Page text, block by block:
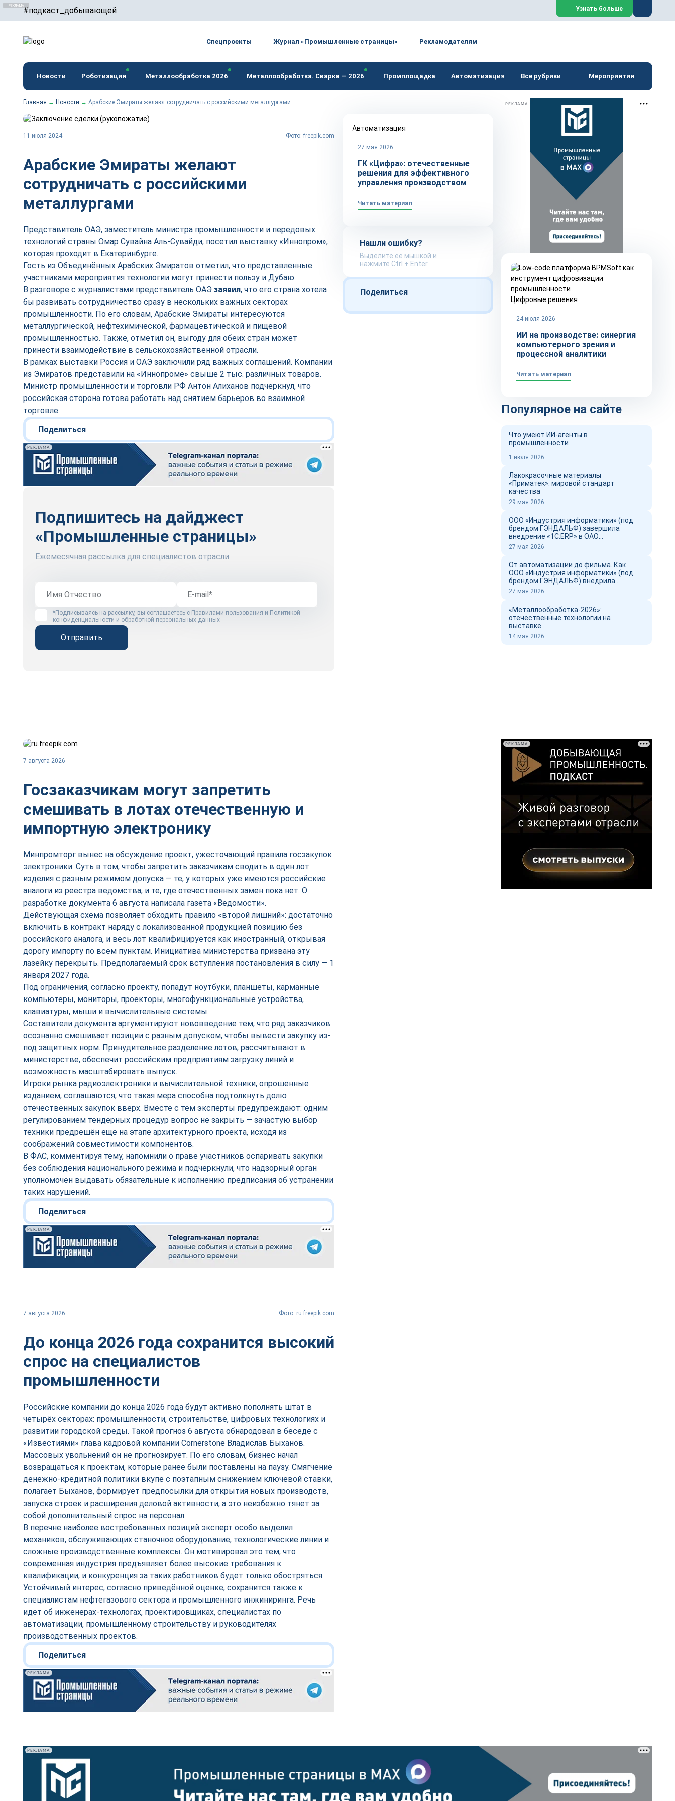
#подкаст_добывающей
erid: F7NfYUJCUneTVxVUwxTu
Узнать больше
Спецпроекты Журнал «Промышленные страницы» Рекламодателям
Новости Роботизация Металлообработка 2026 Металлообработка. Сварка — 2026 Промплощадка Автоматизация Все рубрики Мероприятия
Главная → Новости → Арабские Эмираты желают сотрудничать с российскими металлургами
11 июля 2024 Фото: freepik.com
Арабские Эмираты желают
сотрудничать с российскими
металлургами
Представитель ОАЭ, заместитель министра промышленности и передовых
технологий страны Омар Сувайна Аль-Сувайди, посетил выставку «Иннопром»,
которая проходит в Екатеринбурге.
Гость из Объединённых Арабских Эмиратов отметил, что представленные
участниками мероприятия технологии могут принести пользу и Дубаю.
В разговоре с журналистами представитель ОАЭ заявил, что его страна хотела
бы развивать сотрудничество сразу в нескольких важных секторах
промышленности. По его словам, Арабские Эмираты интересуются
металлургической, нефтехимической, фармацевтической и пищевой
промышленностью. Также, отметил он, выгоду для обеих стран может
принести взаимодействие в сельскохозяйственной отрасли.
В рамках выставки Россия и ОАЭ заключили ряд важных соглашений. Компании
из Эмиратов представили на «Иннопроме» свыше 2 тыс. различных товаров.
Министр промышленности и торговли РФ Антон Алиханов подчеркнул, что
российская сторона готова работать над снятием барьеров во взаимной
торговле.
Поделиться
РЕКЛАМА
Подпишитесь на дайджест
«Промышленные страницы»
Ежемесячная рассылка для специалистов отрасли
*Подписываясь на рассылку, вы соглашаетесь с Правилами пользования и Политикой
конфиденциальности и обработкой персональных данных
Отправить
Автоматизация
27 мая 2026
ГК «Цифра»: отечественные
решения для эффективного
управления производством
Читать материал
Нашли ошибку?
Выделите ее мышкой и
нажмите Ctrl + Enter
Поделиться
РЕКЛАМА
Цифровые решения
24 июля 2026
ИИ на производстве: синергия
компьютерного зрения и
процессной аналитики
Читать материал
Популярное на сайте
Что умеют ИИ-агенты в
промышленности
1 июля 2026
Лакокрасочные материалы
«Приматек»: мировой стандарт
качества
29 мая 2026
ООО «Индустрия информатики» (под
брендом ГЭНДАЛЬФ) завершила
внедрение «1С:ERP» в ОАО
«Новоросцемент» и выпустил фильм о
27 мая 2026
От автоматизации до фильма. Как
ООО «Индустрия информатики» (под
брендом ГЭНДАЛЬФ) внедрила
«1С:ERP» в ОАО «Новоросцемент»
27 мая 2026
«Металлообработка-2026»:
отечественные технологии на
выставке
14 мая 2026
7 августа 2026
Госзаказчикам могут запретить
смешивать в лотах отечественную и
импортную электронику
Минпромторг вынес на обсуждение проект, ужесточающий правила госзакупок
электроники. Суть в том, чтобы запретить заказчикам сводить в один лот
изделия с разным режимом допуска — те, у которых уже имеются российские
аналоги из реестра ведомства, и те, где отечественных замен пока нет. О
разработке документа 6 августа написала газета «Ведомости».
Действующая схема позволяет обходить правило «второй лишний»: достаточно
включить в контракт наряду с локализованной продукцией позицию без
российского аналога, и весь лот квалифицируется как иностранный, открывая
дорогу импорту по всем пунктам. Инициатива министерства призвана эту
лазейку перекрыть. Предполагаемый срок вступления постановления в силу — 1
января 2027 года.
Под ограничения, согласно проекту, попадут ноутбуки, планшеты, карманные
компьютеры, мониторы, проекторы, многофункциональные устройства,
клавиатуры, мыши и вычислительные системы.
Составители документа аргументируют нововведение тем, что ряд заказчиков
осознанно смешивает позиции с разным допуском, чтобы вывести закупку из-
под защитных норм. Принудительное разделение лотов, рассчитывают в
министерстве, обеспечит российским предприятиям загрузку линий и
возможность масштабировать выпуск.
Игроки рынка радиоэлектроники и вычислительной техники, опрошенные
изданием, соглашаются, что такая мера способна подтолкнуть долю
отечественных закупок вверх. Вместе с тем эксперты предупреждают: одним
регулированием тендерных процедур вопрос не закрыть — зачастую выбор
техники предрешён ещё на этапе архитектурного проекта, исходя из
соображений совместимости компонентов.
В ФАС, комментируя тему, напомнили о праве участников оспаривать закупки
без соблюдения национального режима и подчеркнули, что надзорный орган
уполномочен выдавать обязательные к исполнению предписания об устранении
таких нарушений.
Поделиться
РЕКЛАМА
7 августа 2026 Фото: ru.freepik.com
До конца 2026 года сохранится высокий
спрос на специалистов
промышленности
Российские компании до конца 2026 года будут активно пополнять штат в
четырёх секторах: промышленности, строительстве, цифровых технологиях и
развитии городской среды. Такой прогноз 6 августа обнародовал в беседе с
«Известиями» глава кадровой компании Cornerstone Владислав Быханов.
Массовых увольнений он не прогнозирует. По его словам, бизнес начал
возвращаться к проектам, которые ранее были поставлены на паузу. Смягчение
денежно-кредитной политики вкупе с поэтапным снижением ключевой ставки,
полагает Быханов, формирует предпосылки для открытия новых производств,
запуска строек и расширения деловой активности, а это неизбежно тянет за
собой дополнительный спрос на персонал.
В перечне наиболее востребованных позиций эксперт особо выделил
механиков, обслуживающих станочное оборудование, технологические линии и
сложные производственные комплексы. Он мотивировал это тем, что
современная индустрия предъявляет более высокие требования к
квалификации, и конкуренция за таких работников будет только обостряться.
Устойчивый интерес, согласно приведённой оценке, сохранится также к
специалистам нефтегазового сектора и промышленного инжиниринга. Речь
идёт об инженерах-технологах, проектировщиках, специалистах по
автоматизации, промышленному строительству и руководителях
производственных проектов.
Поделиться
РЕКЛАМА
РЕКЛАМА
РЕКЛАМА